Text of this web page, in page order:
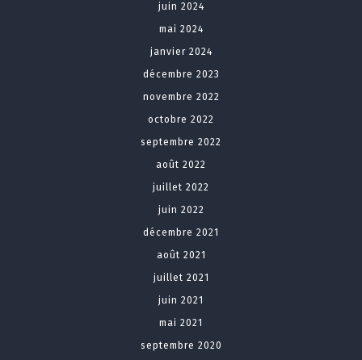
juin 2024
mai 2024
janvier 2024
décembre 2023
novembre 2022
octobre 2022
septembre 2022
août 2022
juillet 2022
juin 2022
décembre 2021
août 2021
juillet 2021
juin 2021
mai 2021
septembre 2020